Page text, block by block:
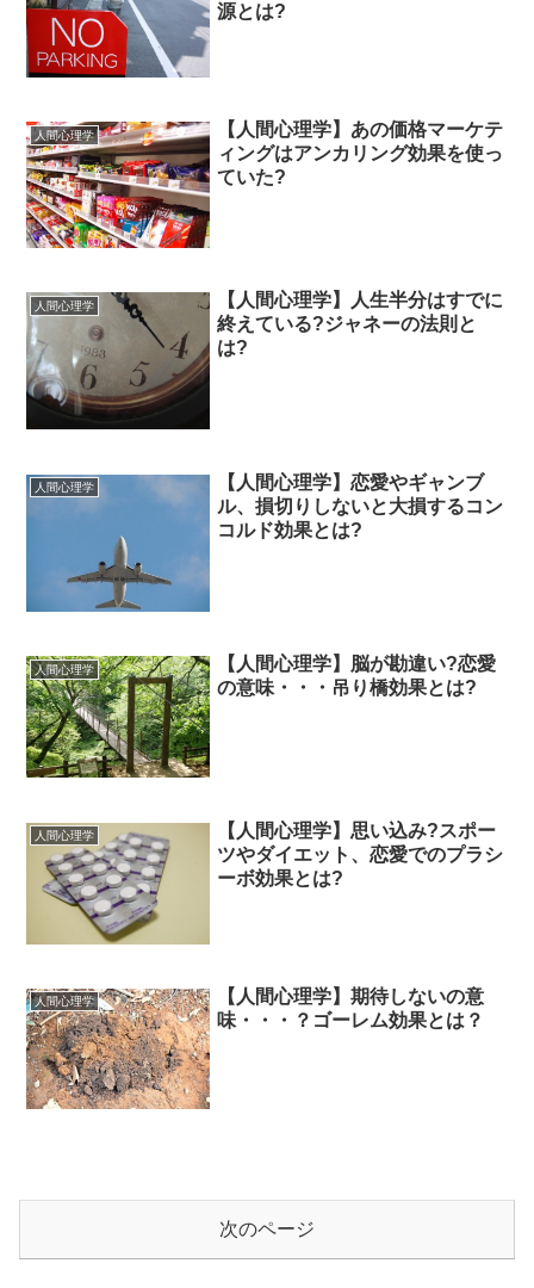
源とは?
人間心理学
【人間心理学】あの価格マーケテ
ィングはアンカリング効果を使っ
ていた?
人間心理学
【人間心理学】人生半分はすでに
終えている?ジャネーの法則と
は?
人間心理学
【人間心理学】恋愛やギャンブ
ル、損切りしないと大損するコン
コルド効果とは?
人間心理学
【人間心理学】脳が勘違い?恋愛
の意味・・・吊り橋効果とは?
人間心理学
【人間心理学】思い込み?スポー
ツやダイエット、恋愛でのプラシ
ーボ効果とは?
人間心理学
【人間心理学】期待しないの意
味・・・？ゴーレム効果とは？
次のページ